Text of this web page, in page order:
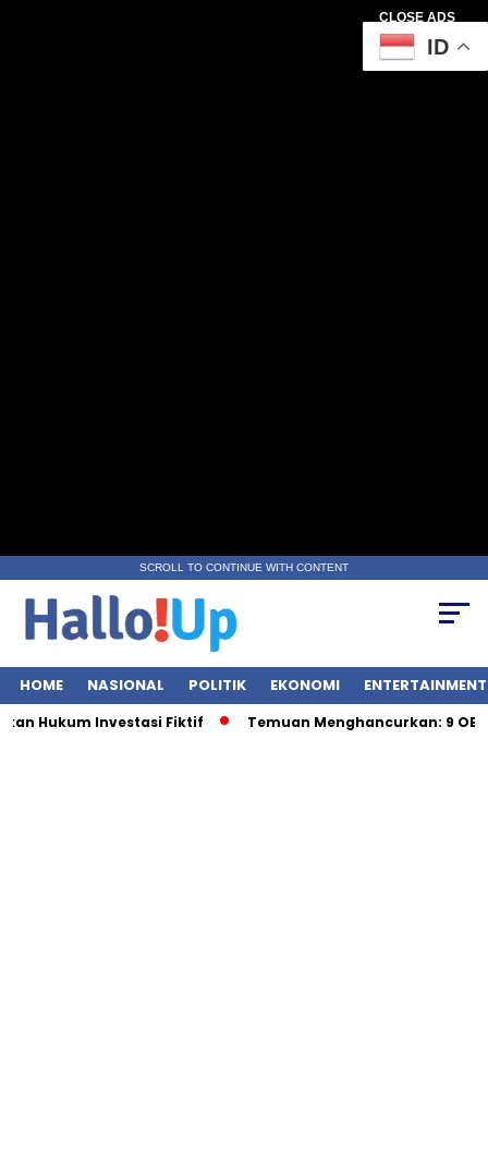
CLOSE ADS
SCROLL TO CONTINUE WITH CONTENT
HOME NASIONAL POLITIK EKONOMI ENTERTAINMENT
Hukum Investasi Fiktif Temuan Menghancurkan: 9 OBA
ID